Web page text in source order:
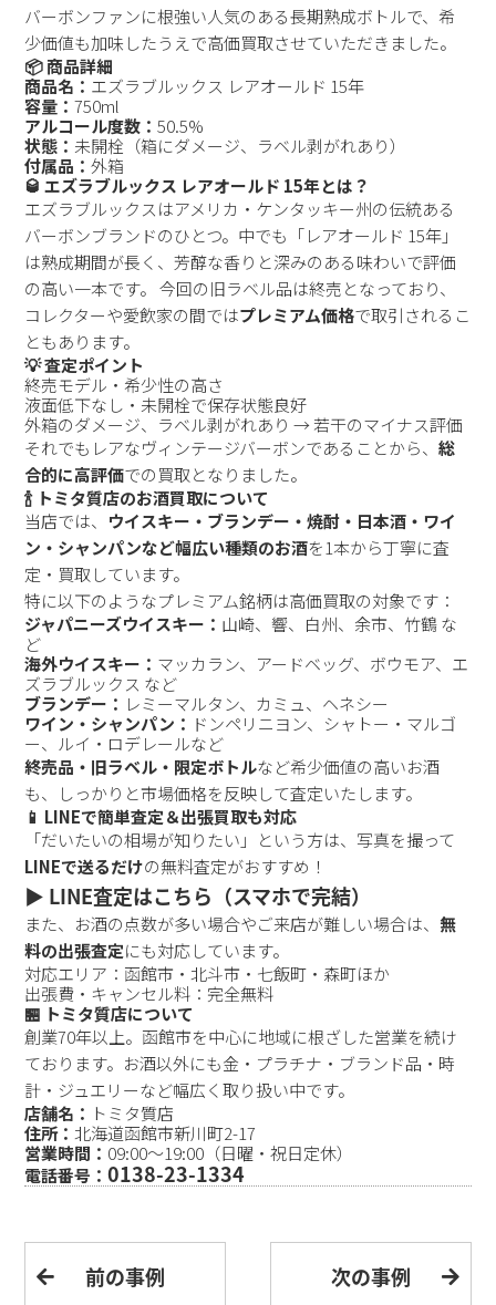
バーボンファンに根強い人気のある長期熟成ボトルで、希
少価値も加味したうえで高価買取させていただきました。
📦 商品詳細
商品名： エズラブルックス レアオールド 15年
容量：750ml
アルコール度数：50.5%
状態：未開栓（箱にダメージ、ラベル剥がれあり）
付属品：外箱
🥃 エズラブルックス レアオールド 15年とは？
エズラブルックスはアメリカ・ケンタッキー州の伝統ある
バーボンブランドのひとつ。中でも「レアオールド 15年」
は熟成期間が長く、芳醇な香りと深みのある味わいで評価
の高い一本です。 今回の旧ラベル品は終売となっており、
コレクターや愛飲家の間ではプレミアム価格で取引されるこ
ともあります。
💡 査定ポイント
終売モデル・希少性の高さ
液面低下なし・未開栓で保存状態良好
外箱のダメージ、ラベル剥がれあり → 若干のマイナス評価
それでもレアなヴィンテージバーボンであることから、総
合的に高評価での買取となりました。
🍾 トミタ質店のお酒買取について
当店では、 ウイスキー・ブランデー・焼酎・日本酒・ワイ
ン・シャンパンなど幅広い種類のお酒を1本から丁寧に査
定・買取しています。
特に以下のようなプレミアム銘柄は高価買取の対象です：
ジャパニーズウイスキー： 山崎、響、白州、余市、竹鶴 な
ど
海外ウイスキー： マッカラン、アードベッグ、ボウモア、エ
ズラブルックス など
ブランデー： レミーマルタン、カミュ、ヘネシー
ワイン・シャンパン： ドンペリニヨン、シャトー・マルゴ
ー、ルイ・ロデレールなど
終売品・旧ラベル・限定ボトルなど希少価値の高いお酒
も、しっかりと市場価格を反映して査定いたします。
📱 LINEで簡単査定＆出張買取も対応
「だいたいの相場が知りたい」という方は、写真を撮って
LINEで送るだけの無料査定がおすすめ！
▶️ LINE査定はこちら（スマホで完結）
また、お酒の点数が多い場合やご来店が難しい場合は、 無
料の出張査定にも対応しています。
対応エリア：函館市・北斗市・七飯町・森町ほか
出張費・キャンセル料：完全無料
🏪 トミタ質店について
創業70年以上。函館市を中心に地域に根ざした営業を続け
ております。お酒以外にも金・プラチナ・ブランド品・時
計・ジュエリーなど幅広く取り扱い中です。
店舗名： トミタ質店
住所：北海道函館市新川町2-17
営業時間： 09:00〜19:00（日曜・祝日定休）
電話番号：0138-23-1334
前の事例 次の事例